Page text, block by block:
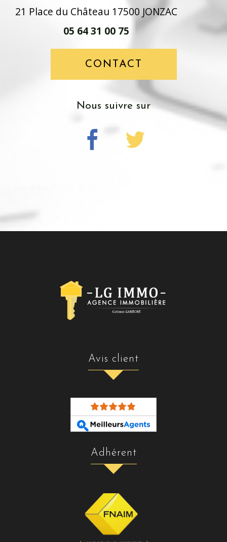
21 Place du Château 17500 JONZAC
05 64 31 00 75
CONTACT
nous suivre sur
avis client
adhérent